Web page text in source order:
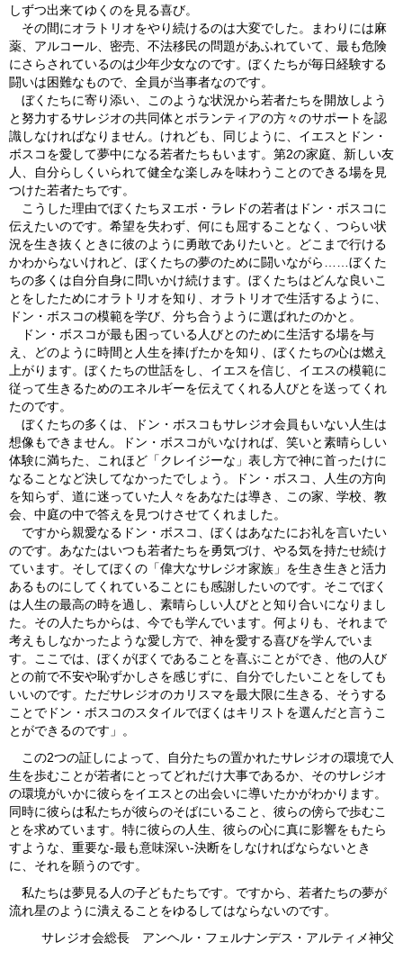
しずつ出来てゆくのを見る喜び。
その間にオラトリオをやり続けるのは大変でした。まわりには麻
薬、アルコール、密売、不法移民の問題があふれていて、最も危険
にさらされているのは少年少女なのです。ぼくたちが毎日経験する
闘いは困難なもので、全員が当事者なのです。
ぼくたちに寄り添い、このような状況から若者たちを開放しよう
と努力するサレジオの共同体とボランティアの方々のサポートを認
識しなければなりません。けれども、同じように、イエスとドン・
ボスコを愛して夢中になる若者たちもいます。第2の家庭、新しい友
人、自分らしくいられて健全な楽しみを味わうことのできる場を見
つけた若者たちです。
こうした理由でぼくたちヌエボ・ラレドの若者はドン・ボスコに
伝えたいのです。希望を失わず、何にも屈することなく、つらい状
況を生き抜くときに彼のように勇敢でありたいと。どこまで行ける
かわからないけれど、ぼくたちの夢のために闘いながら……ぼくた
ちの多くは自分自身に問いかけ続けます。ぼくたちはどんな良いこ
とをしたためにオラトリオを知り、オラトリオで生活するように、
ドン・ボスコの模範を学び、分ち合うように選ばれたのかと。
ドン・ボスコが最も困っている人びとのために生活する場を与
え、どのように時間と人生を捧げたかを知り、ぼくたちの心は燃え
上がります。ぼくたちの世話をし、イエスを信じ、イエスの模範に
従って生きるためのエネルギーを伝えてくれる人びとを送ってくれ
たのです。
ぼくたちの多くは、ドン・ボスコもサレジオ会員もいない人生は
想像もできません。ドン・ボスコがいなければ、笑いと素晴らしい
体験に満ちた、これほど「クレイジーな」表し方で神に首ったけに
なることなど決してなかったでしょう。ドン・ボスコ、人生の方向
を知らず、道に迷っていた人々をあなたは導き、この家、学校、教
会、中庭の中で答えを見つけさせてくれました。
ですから親愛なるドン・ボスコ、ぼくはあなたにお礼を言いたい
のです。あなたはいつも若者たちを勇気づけ、やる気を持たせ続け
ています。そしてぼくの「偉大なサレジオ家族」を生き生きと活力
あるものにしてくれていることにも感謝したいのです。そこでぼく
は人生の最高の時を過し、素晴らしい人びとと知り合いになりまし
た。その人たちからは、今でも学んでいます。何よりも、それまで
考えもしなかったような愛し方で、神を愛する喜びを学んでいま
す。ここでは、ぼくがぼくであることを喜ぶことができ、他の人び
との前で不安や恥ずかしさを感じずに、自分でしたいことをしても
いいのです。ただサレジオのカリスマを最大限に生きる、そうする
ことでドン・ボスコのスタイルでぼくはキリストを選んだと言うこ
とができるのです」。
この2つの証しによって、自分たちの置かれたサレジオの環境で人
生を歩むことが若者にとってどれだけ大事であるか、そのサレジオ
の環境がいかに彼らをイエスとの出会いに導いたかがわかります。
同時に彼らは私たちが彼らのそばにいること、彼らの傍らで歩むこ
とを求めています。特に彼らの人生、彼らの心に真に影響をもたら
すような、重要な‐最も意味深い‐決断をしなければならないとき
に、それを願うのです。
私たちは夢見る人の子どもたちです。ですから、若者たちの夢が
流れ星のように潰えることをゆるしてはならないのです。
サレジオ会総長 アンヘル・フェルナンデス・アルティメ神父